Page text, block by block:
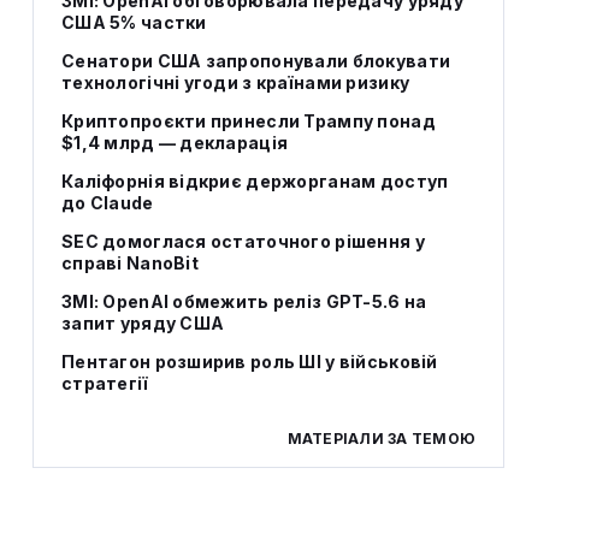
США 5% частки
Сенатори США запропонували блокувати
технологічні угоди з країнами ризику
Криптопроєкти принесли Трампу понад
$1,4 млрд — декларація
Каліфорнія відкриє держорганам доступ
до Claude
SEC домоглася остаточного рішення у
справі NanoBit
ЗМІ: OpenAI обмежить реліз GPT-5.6 на
запит уряду США
Пентагон розширив роль ШІ у військовій
стратегії
МАТЕРІАЛИ ЗА ТЕМОЮ